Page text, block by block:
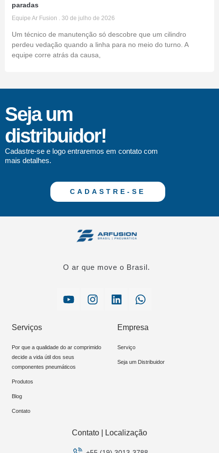
paradas
Equipe Ar Fusion 30 de julho de 2026
Um técnico de manutenção só descobre que um cilindro
perdeu vedação quando a linha para no meio do turno. A
equipe corre atrás da causa,
Seja um
distribuidor!
Cadastre-se e logo entraremos em contato com
mais detalhes.
CADASTRE-SE
O ar que move o Brasil.
Serviços
Por que a qualidade do ar comprimido
decide a vida útil dos seus
componentes pneumáticos
Produtos
Blog
Contato
Empresa
Serviço
Seja um Distribuidor
Contato | Localização